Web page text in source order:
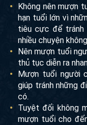
thuyết âm
dồi dào, nhà
lý, thu hút nhiều
Không nên mượn
các hạn tuổi lớn
năng lượng tiêu
thể gây ra nhiều
Nên mượn tuổi
để thủ tục diễn ra
Mượn tuổi người
tránh những điều